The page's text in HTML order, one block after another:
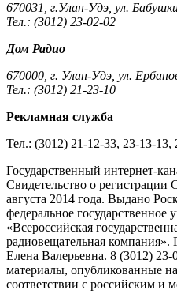
670031, г.Улан-Удэ, ул.
Тел.: (3012) 23-02-02
Дом Радио
670000, г. Улан-Удэ, ул.
Тел.: (3012) 21-23-10
Рекламная служба
Тел.: (3012) 21-12-33, 23-13-13,
Государственный интернет-
Cвидетельство о
августа 2014 года. Выдано
федеральное государственное
«Всероссийская
радиовещательная
Елена Валерьевна. 8 (3012)
материалы, опубликованные
соответствии с российским и